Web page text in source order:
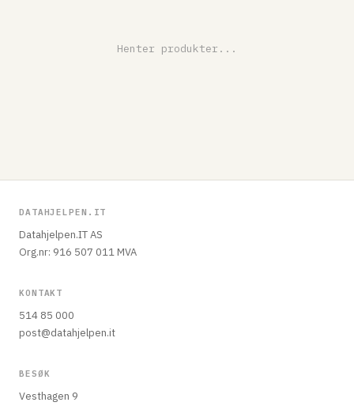
Henter produkter...
DATAHJELPEN.IT
Datahjelpen.IT AS
Org.nr: 916 507 011 MVA
KONTAKT
514 85 000
post@datahjelpen.it
BESØK
Vesthagen 9